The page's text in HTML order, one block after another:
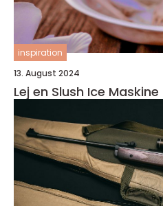
inspiration
13. August 2024
Lej en Slush Ice